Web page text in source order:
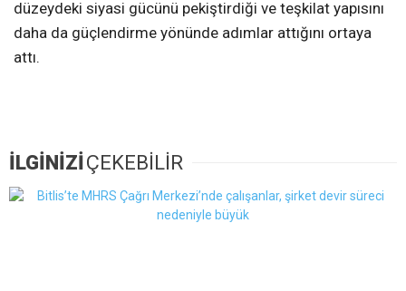
düzeydeki siyasi gücünü pekiştirdiği ve teşkilat yapısını
daha da güçlendirme yönünde adımlar attığını ortaya
attı.
İLGİNİZİÇEKEBİLİR